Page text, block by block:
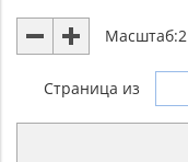
Масштаб:2
Страница из